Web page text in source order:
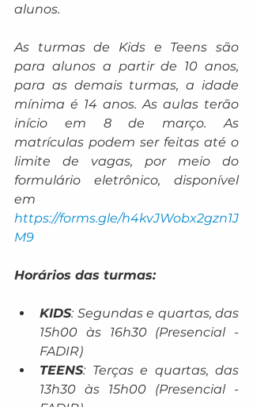
alunos.
As turmas de Kids e Teens são
para alunos a partir de 10 anos,
para as demais turmas, a idade
mínima é 14 anos. As aulas terão
início em 8 de março. As
matrículas podem ser feitas até o
limite de vagas, por meio do
formulário eletrônico, disponível
https://forms.gle/h4kvJWobx2gzn1J
M9
Horários das turmas:
KIDS: Segundas e quartas, das
15h00 às 16h30 (Presencial -
FADIR)
TEENS: Terças e quartas, das
13h30 às 15h00 (Presencial -